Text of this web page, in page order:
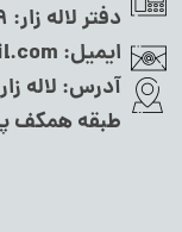
دفتر لاله زار:
ایمیل:
آدرس: لاله
طبقه همکف پلاک